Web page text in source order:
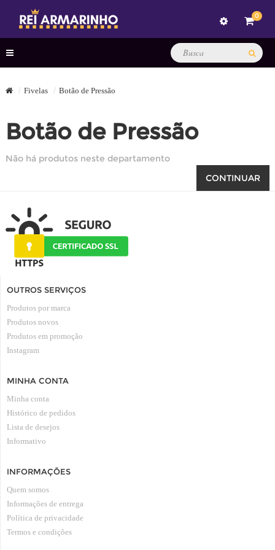
0
Fivelas Botão de Pressão
Botão de Pressão
Não há produtos neste departamento
CONTINUAR
OUTROS SERVIÇOS
Produtos por marca
Produtos novos
Produtos em promoção
Instagram
MINHA CONTA
Minha conta
Histórico de pedidos
Lista de desejos
Informativo
INFORMAÇÕES
Quem somos
Informações de entrega
Política de privacidade
Termos e condições